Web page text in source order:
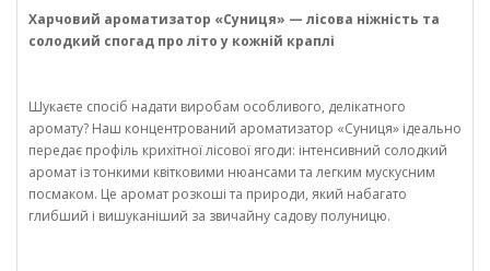
Харчовий ароматизатор «Суниця» — лісова ніжність та
солодкий спогад про літо у кожній краплі
Шукаєте спосіб надати виробам особливого, делікатного
аромату? Наш концентрований ароматизатор «Суниця» ідеально
передає профіль крихітної лісової ягоди: інтенсивний солодкий
аромат із тонкими квітковими нюансами та легким мускусним
посмаком. Це аромат розкоші та природи, який набагато
глибший і вишуканіший за звичайну садову полуницю.